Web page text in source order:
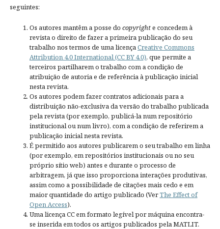
seguintes:
Os autores mantêm a posse do copyrighte concedem à
revista o direito de fazer a primeira publicação do seu
trabalho nos termos de uma licençaCreative Commons
Attribution 4.0 International (CC BY 4.0), que permite a
terceiros partilharem o trabalho com a condição de
atribuição de autoria e de referência à publicação inicial
nesta revista.
Os autores podem fazer contratos adicionais para a
distribuição não-exclusiva da versão do trabalho publicada
pela revista (por exemplo, publicá-la num repositório
institucional ou num livro), com a condição de referirem a
publicação inicial nesta revista.
É permitido aos autores publicarem o seu trabalho em linha
(por exemplo, em repositórios institucionais ou no seu
próprio sítio web) antes e durante o processo de
arbitragem, já que isso proporciona interações produtivas,
assim como a possibilidade de citações mais cedo e em
maior quantidade do artigo publicado (VerThe Effect of
Open Access).
Uma licença CC em formato legível por máquina encontra-
se inserida em todos os artigos publicados pela MATLIT.